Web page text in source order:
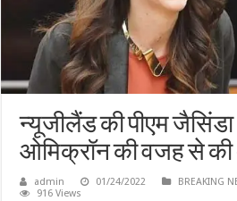
न्यूजीलैंड की पीएम जैसिंडा
ओमिक्रॉन की वजह से की
admin 01/24/2022 BREAKING
916 Views